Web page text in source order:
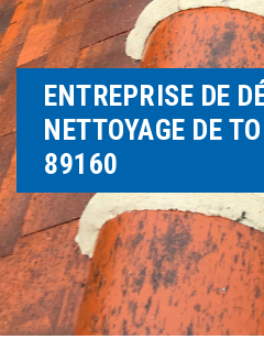
ENTREPRISE DE
NETTOYAGE DE
89160